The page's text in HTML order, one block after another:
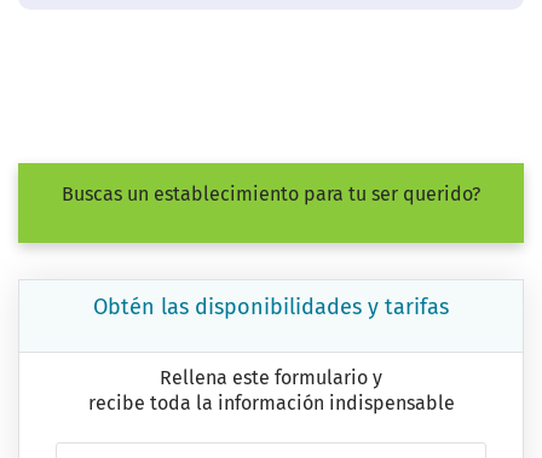
Buscas un establecimiento para tu ser querido?
Obtén las disponibilidades y tarifas
Rellena este formulario y
recibe toda la información indispensable